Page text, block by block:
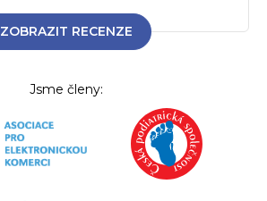
ZOBRAZIT RECENZE
Jsme členy: